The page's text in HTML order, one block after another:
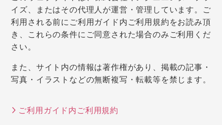
イズ、またはその代理人が運営・管理しています。ご
利用される前にご利用ガイド内ご利用規約をお読み頂
き、これらの条件にご同意された場合のみご利用くだ
さい。
また、サイト内の情報は著作権があり、掲載の記事・
写真・イラストなどの無断複写・転載等を禁じます。
ご利用ガイド内ご利用規約